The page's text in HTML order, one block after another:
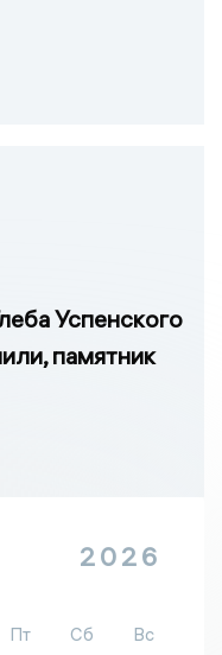
Успенского
памятник
2026
Пт Сб
Вс